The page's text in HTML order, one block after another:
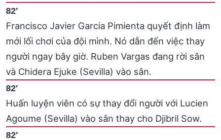
82′
Francisco Javier Garcia Pimienta quyết định làm
mới lối chơi của đội mình. Nó dẫn đến việc thay
người ngay bây giờ. Ruben Vargas đang rời sân
và Chidera Ejuke (Sevilla) vào sân.
82′
Huấn luyện viên có sự thay đổi người với Lucien
Agoume (Sevilla) vào sân thay cho Djibril Sow.
82′